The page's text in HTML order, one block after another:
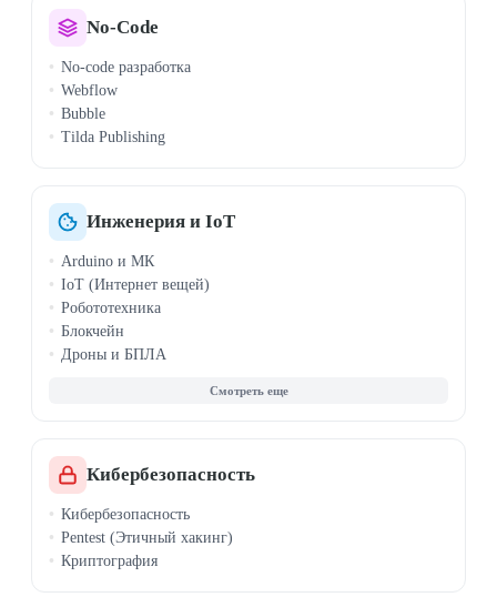
No-Code
No-code разработка
Webflow
Bubble
Tilda Publishing
Инженерия и IoT
Arduino и МК
IoT (Интернет вещей)
Робототехника
Блокчейн
Дроны и БПЛА
Кибербезопасность
Кибербезопасность
Pentest (Этичный хакинг)
Криптография